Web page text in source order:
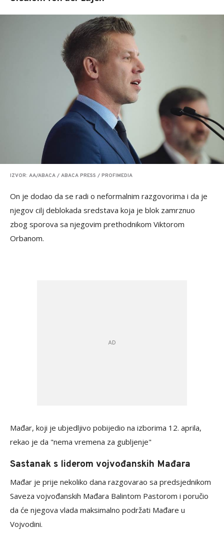
IZVOR: AA/ABACA / ABACA PRESS / PROFIMEDIA
On je dodao da se radi o neformalnim razgovorima i da je
njegov cilj deblokada sredstava koja je blok zamrznuo
zbog sporova sa njegovim prethodnikom Viktorom
Orbanom.
Mađar, koji je ubjedljivo pobijedio na izborima 12. aprila,
rekao je da "nema vremena za gubljenje"
Sastanak s liderom vojvođanskih Mađara
Mađar je prije nekoliko dana razgovarao sa predsjednikom
Saveza vojvođanskih Mađara Balintom Pastorom i poručio
da će njegova vlada maksimalno podržati Mađare u
Vojvodini.